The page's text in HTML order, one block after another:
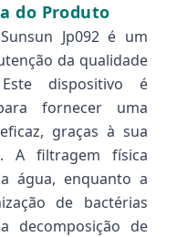
do Produto
Jp092 é um
da qualidade
dispositivo é
fornecer uma
graças à sua
A filtragem física
água, enquanto a
de bactérias
decomposição de